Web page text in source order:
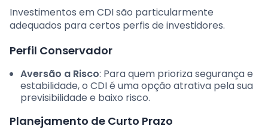
Investimentos em CDI são particularmente
adequados para certos perfis de investidores.
Perfil Conservador
Aversão a Risco: Para quem prioriza segurança e
estabilidade, o CDI é uma opção atrativa pela sua
previsibilidade e baixo risco.
Planejamento de Curto Prazo